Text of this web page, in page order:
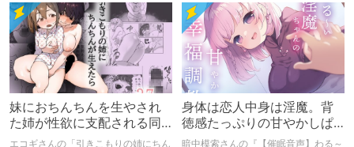
妹におちんちんを生やされ
た姉が性欲に支配される同
人誌の紹介【エコギ】
エコギさんの「引きこもりの姉にちん
身体は恋人中身は淫魔。背
徳感たっぷりの甘やかしぱ
ふぱふで強制的に幸せイキ
暗中模索さんの『【催眠音声】わる～